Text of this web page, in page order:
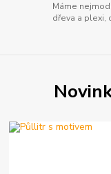
Máme
dřeva a plexi,